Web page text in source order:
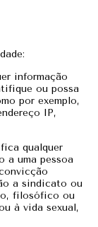
informação
ou possa
por exemplo,
IP,
qualquer
a uma pessoa
a sindicato ou
filosófico ou
à vida sexual,